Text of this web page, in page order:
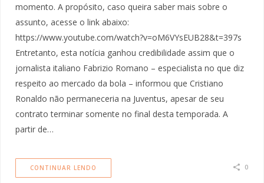
momento. A propósito, caso queira saber mais sobre o
assunto, acesse o link abaixo:
https://www.youtube.com/watch?v=oM6VYsEUB28&t=397s
Entretanto, esta notícia ganhou credibilidade assim que o
jornalista italiano Fabrizio Romano – especialista no que diz
respeito ao mercado da bola – informou que Cristiano
Ronaldo não permaneceria na Juventus, apesar de seu
contrato terminar somente no final desta temporada. A
partir de…
CONTINUAR LENDO 0